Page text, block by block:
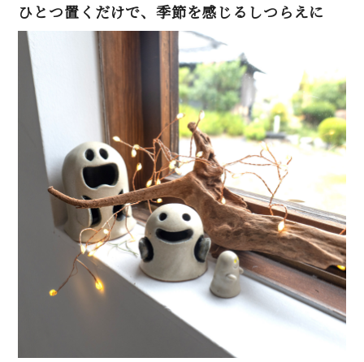
ひとつ置くだけで、季節を感じるしつらえに